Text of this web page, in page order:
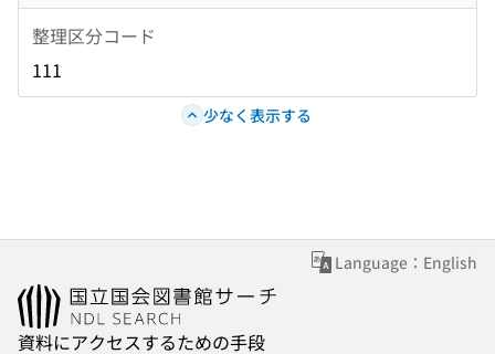
整理区分コード
111
少なく表示する
Language：English
資料にアクセスするための手段